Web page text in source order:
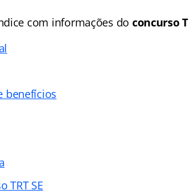
com informações do concurso
benefícios
TRT SE